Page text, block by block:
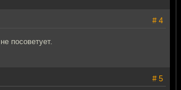
# 4
посоветует.
# 5